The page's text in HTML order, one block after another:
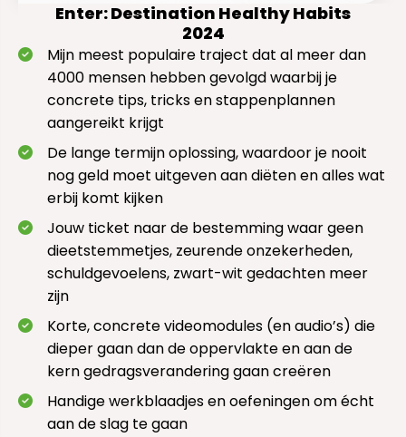
Enter: Destination Healthy Habits
2024
Mijn meest populaire traject dat al meer dan
4000 mensen hebben gevolgd waarbij je
concrete tips, tricks en stappenplannen
aangereikt krijgt
De lange termijn oplossing, waardoor je nooit
nog geld moet uitgeven aan diëten en alles wat
erbij komt kijken
Jouw ticket naar de bestemming waar geen
dieetstemmetjes, zeurende onzekerheden,
schuldgevoelens, zwart-wit gedachten meer
zijn
Korte, concrete videomodules (en audio’s) die
dieper gaan dan de oppervlakte en aan de
kern gedragsverandering gaan creëren
Handige werkblaadjes en oefeningen om écht
aan de slag te gaan